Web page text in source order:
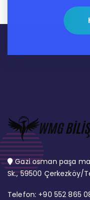
Gazi osman paşa
Sk., 59500 Çerkezköy/
Telefon: +90 552 865